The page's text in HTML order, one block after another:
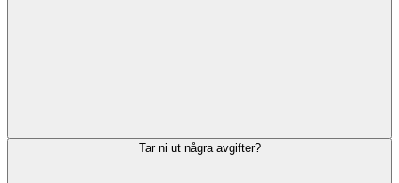
Tar ni ut några avgifter?